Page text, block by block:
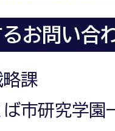
お問い合
課
市研究学園